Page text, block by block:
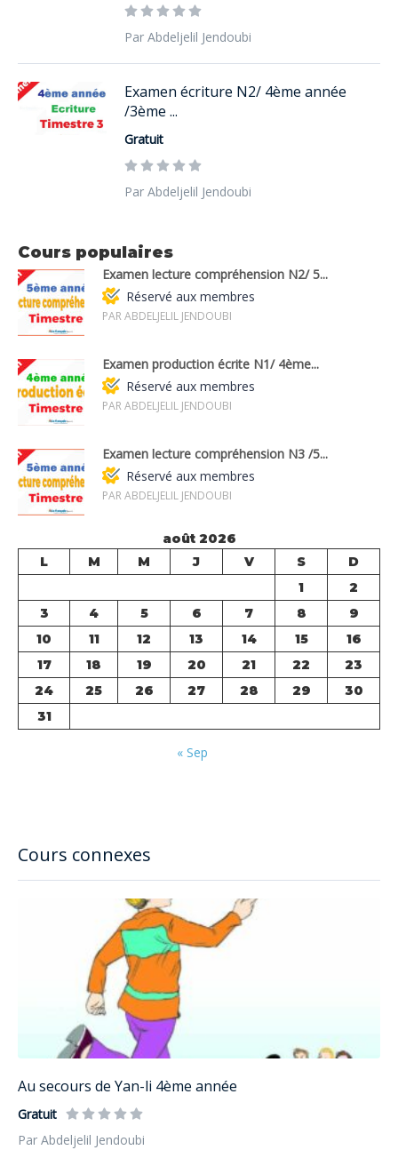
Cours connexes
Au secours de Yan-li 4ème année
Gratuit
Par Abdeljelil Jendoubi
Par Abdeljelil Jendoubi
Examen écriture N2/ 4ème année
/3ème ...
Gratuit
Par Abdeljelil Jendoubi
Cours populaires
Examen lecture compréhension N2/ 5...
Réservé aux membres
PAR ABDELJELIL JENDOUBI
Examen production écrite N1/ 4ème...
Réservé aux membres
PAR ABDELJELIL JENDOUBI
Examen lecture compréhension N3 /5...
Réservé aux membres
PAR ABDELJELIL JENDOUBI
août 2026
L
M M J V S
D
1
2
3
4 5 6 7 8
9
10
11 12 13 14 15
16
17
18 19 20 21 22
23
24
25 26 27 28 29
30
31
« Sep